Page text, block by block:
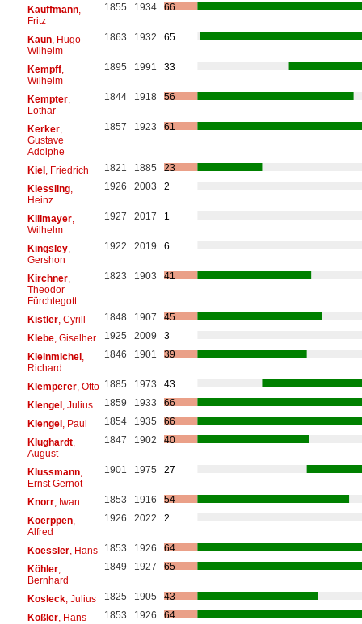
Kauffmann,
Fritz
1855 1934 66
Kaun, Hugo
Wilhelm
1863 1932 65
Kempff,
Wilhelm
1895 1991 33
Kempter,
Lothar
1844 1918 56
Kerker,
Gustave
Adolphe
1857 1923 61
Kiel, Friedrich 1821 1885
23
Kiessling,
Heinz
1926 2003 2
Killmayer,
Wilhelm
1927 2017 1
Kingsley,
Gershon
1922 2019 6
Kirchner,
Theodor
Fürchtegott
1823 1903 41
Kistler, Cyrill 1848 1907
45
Klebe, Giselher 1925 2009
3
Kleinmichel,
Richard
1846 1901 39
Klemperer, Otto 1885 1973
43
Klengel, Julius 1859 1933
66
Klengel, Paul 1854 1935
66
Klughardt,
August
1847 1902 40
Klussmann,
Ernst Gernot
1901 1975 27
Knorr, Iwan 1853 1916
54
Koerppen,
Alfred
1926 2022 2
Koessler, Hans 1853 1926
64
Köhler,
Bernhard
1849 1927 65
Kosleck, Julius 1825 1905
43
Kößler, Hans 1853 1926
64